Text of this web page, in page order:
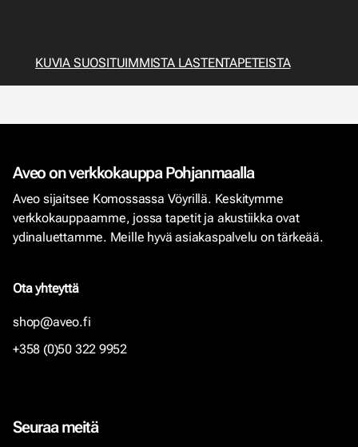
KUVIA SUOSITUIMMISTA LASTENTAPETEISTA
Aveo on verkkokauppa Pohjanmaalla
Aveo sijaitsee Komossassa Vöyrillä. Keskitymme
verkkokauppaamme, jossa tapetit ja akustiikka ovat
ydinaluettamme. Meille hyvä asiakaspalvelu on tärkeää.
Ota yhteyttä
shop@aveo.fi
+358 (0)50 322 9952
Seuraa meitä